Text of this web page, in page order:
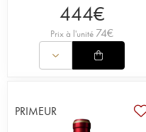
444€
Prix à l'unité 74€
PRIMEUR